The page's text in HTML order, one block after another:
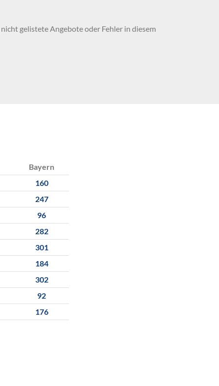
gelistete Angebote oder Fehler in diesem
Bayern
160
247
96
282
301
184
302
92
176